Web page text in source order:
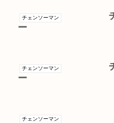
チェンソーマン
ー
チェンソーマン
ー
チェンソーマン